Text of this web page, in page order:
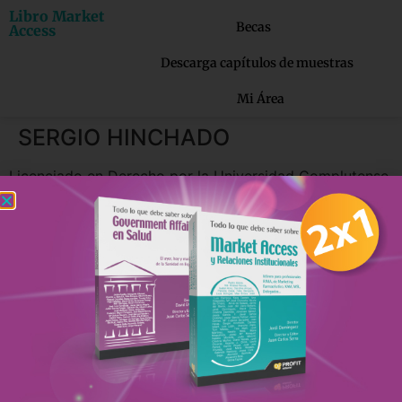
Libro Market
Access
Becas
Descarga capítulos de muestras
Mi Área
SERGIO HINCHADO
Licenciado en Derecho por la Universidad Complutense
de Madrid. Curso superior en Derecho de Defensa de la
Competencia por la Universidad Rey Juan Carlos I.
Máster en Recursos Humanos por el Centro de Estudios
Garrigues. Programa de Desarrollo Directivo por el
IESE. Responsable nacional del área sanitaria en Hays.
Más de 15 años seleccionando todo tipo de perfiles
dentro de la industria farmacéutica y el sector sanitario.
Autor de más 15 publicaciones relacionadas con las
áreas de reclutamiento, selección, redes sociales,
liderazgo, RRHH, etc. Colabora de forma activa con